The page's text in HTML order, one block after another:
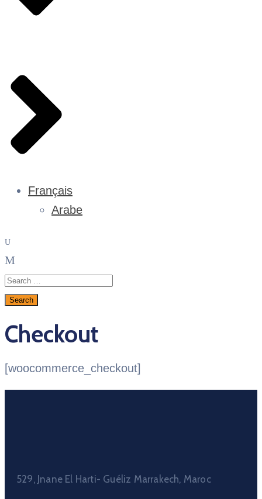
Français
Arabe
Checkout
[woocommerce_checkout]
529, Jnane El Harti- Guéliz Marrakech, Maroc